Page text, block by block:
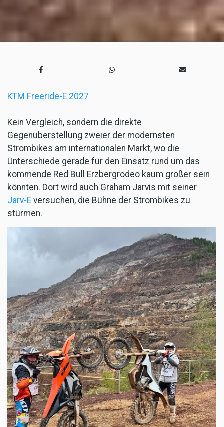
KTM Freeride-E 2027
Kein Vergleich, sondern die direkte
Gegenüberstellung zweier der modernsten
Strombikes am internationalen Markt, wo die
Unterschiede gerade für den Einsatz rund um das
kommende Red Bull Erzbergrodeo kaum größer sein
könnten. Dort wird auch Graham Jarvis mit seiner
Jarv-E versuchen, die Bühne der Strombikes zu
stürmen.